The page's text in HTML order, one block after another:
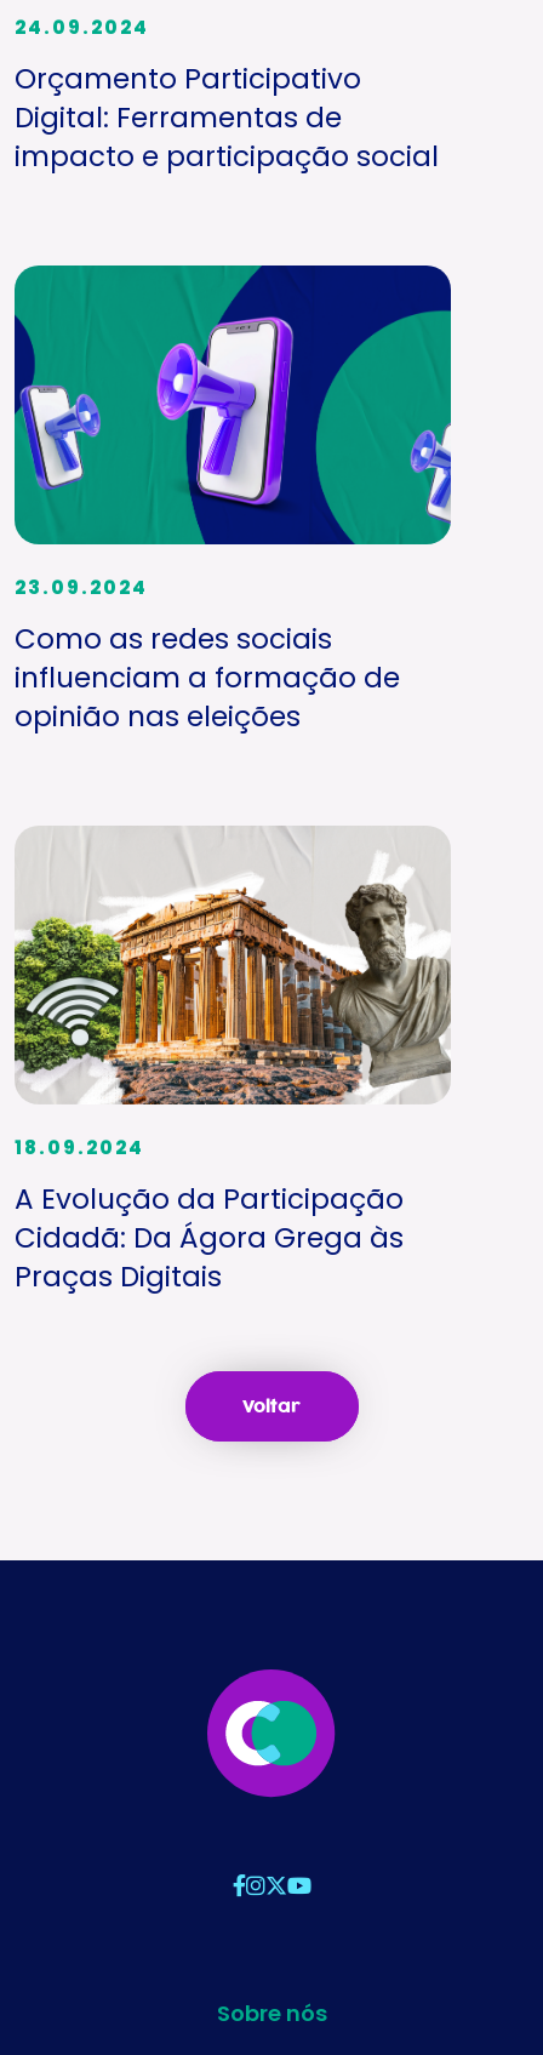
24.09.2024
Orçamento Participativo
Digital: Ferramentas de
impacto e participação social
23.09.2024
Como as redes sociais
influenciam a formação de
opinião nas eleições
18.09.2024
A Evolução da Participação
Cidadã: Da Ágora Grega às
Praças Digitais
Voltar
Sobre nós